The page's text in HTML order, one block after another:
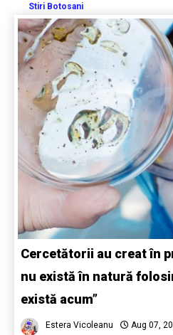
Stiri Botosani
Cercetătorii au creat în
nu există în natură
există acum”
Estera Vicoleanu Aug 07,